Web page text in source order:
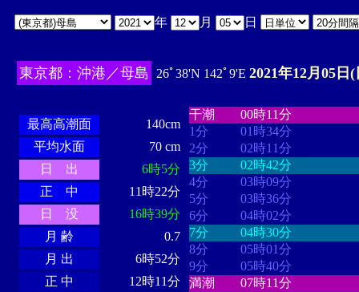
年 月 日
東京都：沖港／母島 26ﾟ38'N 142ﾟ9'E 2021年12月05日(
最高高潮面
140cm
平均水面
70 cm
日 出
6時5分
正 中
11時22分
日 没
16時39分
月 齢
0.7
月 出
6時52分
正 中
12時11分
干潮
00時11分
1分
01時34分
2分
02時11分
3分
02時42分
4分
03時09分
5分
03時36分
6分
04時02分
7分
04時30分
8分
05時01分
9分
05時40分
満潮
07時11分